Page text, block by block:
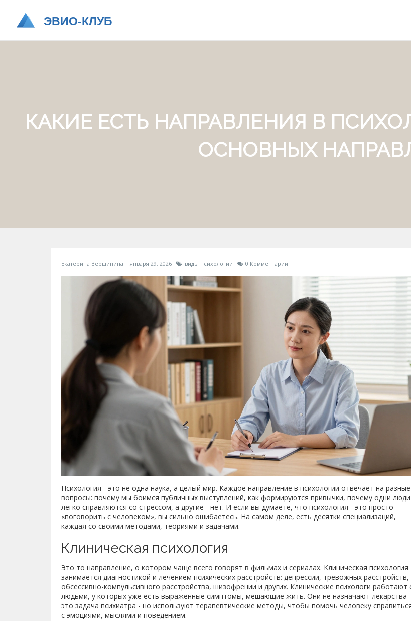
КАКИЕ ЕСТЬ НАПРАВЛЕНИЯ В
ОСНОВНЫХ
Екатерина Вершинина января 29, 2026 виды психологии 0 Комментарии
Психология - это не одна наука, а целый мир. Каждое направление в психологии отвечает на разные
вопросы: почему мы боимся публичных выступлений, как формируются привычки, почему одни люди
легко справляются со стрессом, а другие - нет. И если вы думаете, что психология - это просто
«поговорить с человеком», вы сильно ошибаетесь. На самом деле, есть десятки специализаций,
каждая со своими методами, теориями и задачами.
Клиническая психология
Это то направление, о котором чаще всего говорят в фильмах и сериалах. Клиническая психология
занимается диагностикой и лечением психических расстройств: депрессии, тревожных расстройств,
обсессивно-компульсивного расстройства, шизофрении и других. Клинические психологи работают
людьми, у которых уже есть выраженные симптомы, мешающие жить. Они не назначают лекарства -
это задача психиатра - но используют терапевтические методы, чтобы помочь человеку
с эмоциями, мыслями и поведением.